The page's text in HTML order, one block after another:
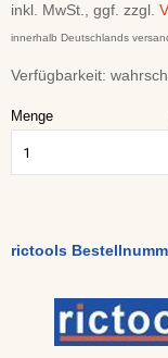
inkl. MwSt., ggf. zzgl.
innerhalb Deutschlands
Verfügbarkeit:
Menge
rictools